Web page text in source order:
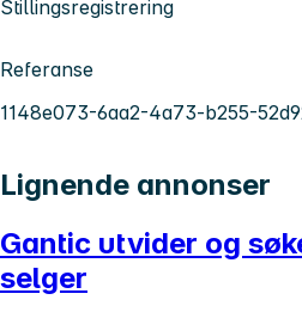
Stillingsregistrering
Referanse
1148e073-6aa2-4a73-b255-
Lignende annonser
Gantic utvider og
selger